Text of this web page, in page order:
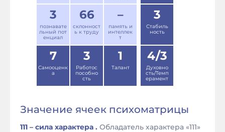
3
познавате
льный пот
енциал
66
склонност
ь к труду
–
память и
интеллек
т
3
Стабиль
ность
7
Самооценк
а
3
Работос
пособно
сть
1
Талант
4/3
Духовно
сть/Темп
ерамент
Значение ячеек психоматрицы
111 – сила характера . Обладатель характера «111»